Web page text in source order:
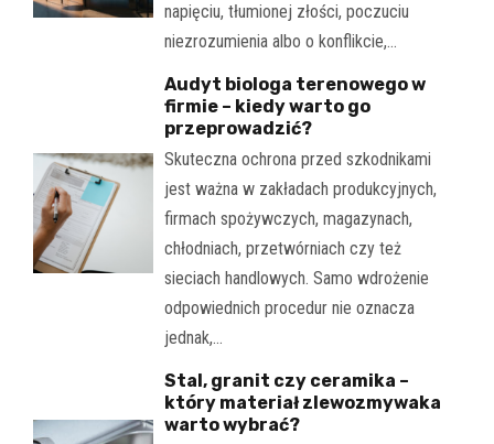
napięciu, tłumionej złości, poczuciu
niezrozumienia albo o konflikcie,…
Audyt biologa terenowego w
firmie – kiedy warto go
przeprowadzić?
Skuteczna ochrona przed szkodnikami
jest ważna w zakładach produkcyjnych,
firmach spożywczych, magazynach,
chłodniach, przetwórniach czy też
sieciach handlowych. Samo wdrożenie
odpowiednich procedur nie oznacza
jednak,…
Stal, granit czy ceramika –
który materiał zlewozmywaka
warto wybrać?